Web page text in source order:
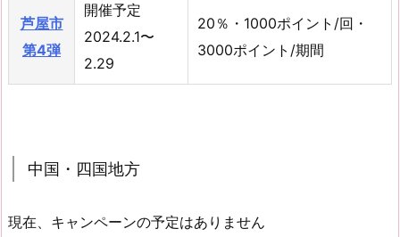
芦屋市
第4弾
開催予定
2024.2.1〜
2.29
20％・1000ポイント/回・
3000ポイント/期間
中国・四国地方
現在、キャンペーンの予定はありません